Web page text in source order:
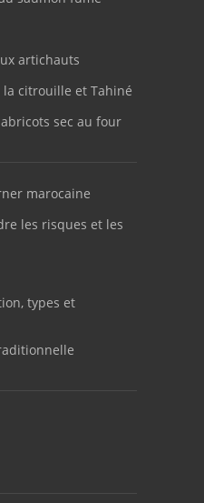
artichauts
citrouille et Tahiné
sec au four
marocaine
les risques et les
types et